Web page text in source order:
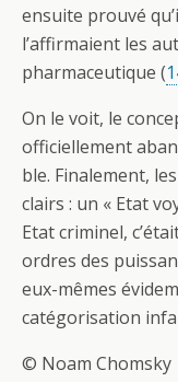
ensuite prouvé
l’affirmaient les
pharmaceutique (
On le voit, le
officiellement
ble. Finalement,
clairs : un « Etat
Etat criminel,
ordres des
eux-mêmes
catégorisation
© Noam Chomsky